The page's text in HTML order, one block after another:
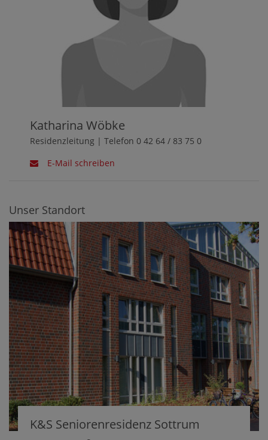
Katharina Wöbke
Residenzleitung | Telefon 0 42 64 / 83 75 0
E-Mail schreiben
Unser Standort
K&S Seniorenresidenz Sottrum